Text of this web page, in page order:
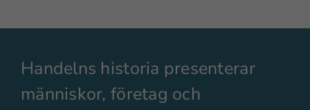
Handelns historia presenterar
människor, företag och